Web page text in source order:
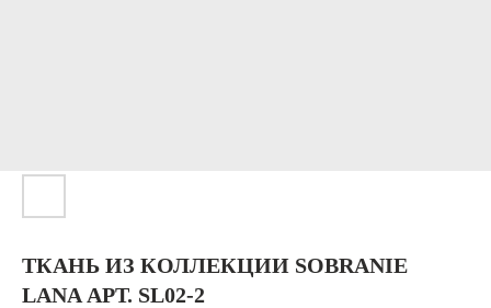
ТКАНЬ ИЗ КОЛЛЕКЦИИ SOBRANIE
LANA АРТ. SL02-2